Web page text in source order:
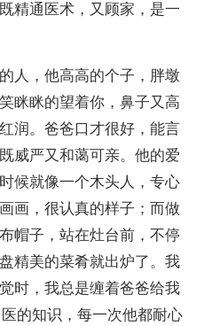
通医术，又顾家，是一
，他高高的个子，胖墩
眯眯的望着你，鼻子又高
润。爸爸口才很好，能言
威严又和蔼可亲。他的爱
候就像一个木头人，专心
画，很认真的样子；而做
帽子，站在灶台前，不停
精美的菜肴就出炉了。我
时，我总是缠着爸爸给我
的知识，每一次他都耐心